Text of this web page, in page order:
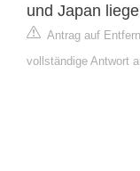
und Japan
Antrag auf
vollständige Antwort